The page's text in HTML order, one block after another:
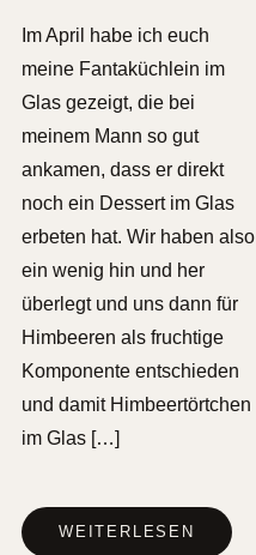
Im April habe ich euch
meine Fantaküchlein im
Glas gezeigt, die bei
meinem Mann so gut
ankamen, dass er direkt
noch ein Dessert im Glas
erbeten hat. Wir haben also
ein wenig hin und her
überlegt und uns dann für
Himbeeren als fruchtige
Komponente entschieden
und damit Himbeertörtchen
im Glas […]
WEITERLESEN